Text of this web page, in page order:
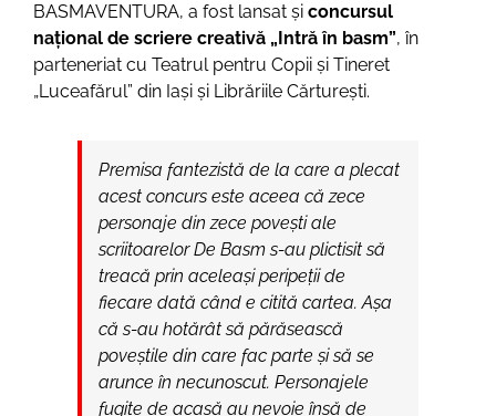
BASMAVENTURA, a fost lansat și concursul
național de scriere creativă „Intră în basm”, în
parteneriat cu Teatrul pentru Copii și Tineret
„Luceafărul” din Iași și Librăriile Cărturești.
Premisa fantezistă de la care a plecat
acest concurs este aceea că zece
personaje din zece povești ale
scriitoarelor De Basm s-au plictisit să
treacă prin aceleași peripeții de
fiecare dată când e citită cartea. Așa
că s-au hotărât să părăsească
poveștile din care fac parte și să se
arunce în necunoscut. Personajele
fugite de acasă au nevoie însă de